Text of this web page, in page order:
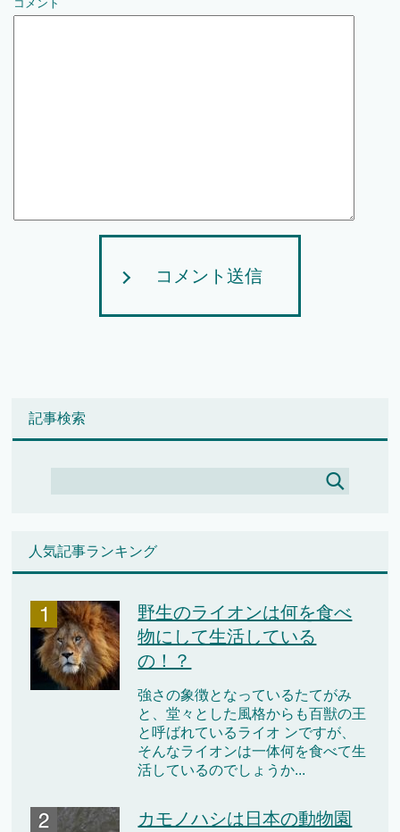
コメント
コメント送信
記事検索
人気記事ランキング
野生のライオンは何を食べ
物にして生活している
の！？
強さの象徴となっているたてがみ
と、堂々とした風格からも百獣の王
と呼ばれているライオ ンですが、
そんなライオンは一体何を食べて生
活しているのでしょうか...
カモノハシは日本の動物園